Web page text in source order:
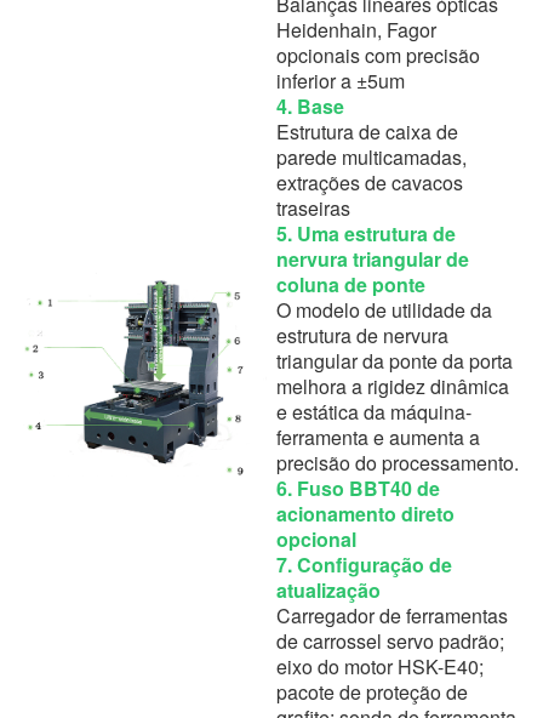
Heidenhain, Fagor
opcionais com precisão
inferior a ±5um
4. Base
Estrutura de caixa de
parede multicamadas,
extrações de cavacos
traseiras
5. Uma estrutura de
nervura triangular de
coluna de ponte
O modelo de utilidade da
estrutura de nervura
triangular da ponte da porta
melhora a rigidez dinâmica
e estática da máquina-
ferramenta e aumenta a
precisão do processamento.
6. Fuso BBT40 de
acionamento direto
opcional
7. Configuração de
atualização
Carregador de ferramentas
de carrossel servo padrão;
eixo do motor HSK-E40;
pacote de proteção de